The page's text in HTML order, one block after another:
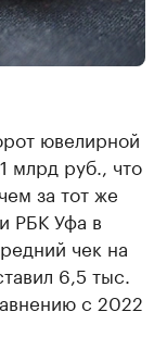
ювелирной
млрд руб., что
за тот же
РБК Уфа в
чек на
6,5 тыс.
с 2022